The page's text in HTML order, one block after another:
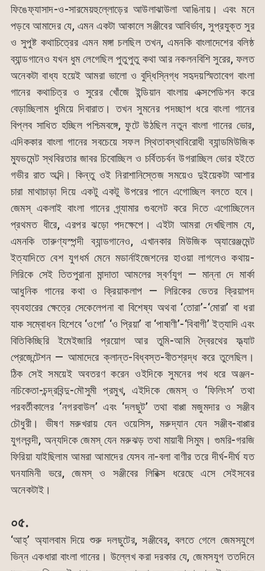
ফিঙেফ্যাসাদ-ও-সারমেয়হুল্লোড়ের আউলাঝাউলা আঙিনায়। এবং মনে
পড়বে আমাদের যে, এমন একটা আকালে সঞ্জীবের আবির্ভাব, সুপ্রযুক্ত সুর
ও সুপুষ্ট কথাচিত্রের এমন মঙ্গা চলছিল তখন, এমনকি বাংলাদেশের বলিষ্ঠ
ব্যান্ডগানেও যখন ধুম লেগেছিল পুতুপুতু কথা আর নকলনবিশি সুরের, ফলত
অনেকটা বাধ্য হয়েই আমরা ভালো ও বুদ্ধিস্নিগ্ধ সহৃদয়স্মিতাবেগ বাংলা
গানের কথাচিত্র ও সুরের খোঁজে ইন্ডিয়ান বাংলায় এক্সপেডিশন করে
বেড়াচ্ছিলাম ধুমিয়ে দিবারাত। তখন সুমনের পদচ্ছাপ ধরে বাংলা গানের
বিপ্লব সাধিত হচ্ছিল পশ্চিমবঙ্গে, ফুটে উঠছিল নতুন বাংলা গানের ভোর,
এদিককার বাংলা গানের সবচেয়ে সফল স্থিতাবস্থাবিরোধী ব্যান্ডমিউজিক
ম্যুভমেন্ট স্থবিরতার জাবর চিবোচ্ছিল ও চর্বিতচর্বন উগরাচ্ছিল ভোর হইতে
গভীর রাত অব্দি। কিন্তু ওই নিরাশানিস্তেজ সময়েও দুইয়েকটা আশার
চারা মাথাচাড়া দিয়ে একটু একটু উপরের পানে এগোচ্ছিল বলতে হবে।
জেমস্ একলাই বাংলা গানের গ্র্যামার গুবলেট করে দিতে এগোচ্ছিলেন
প্রথমত ধীরে, এরপর ঝড়ো পদক্ষেপে। এইটা আমরা দেখছিলাম যে,
এমনকি তারুণ্যস্পন্দী ব্যান্ডগানেও, এখানকার মিউজিক অ্যারেঞ্জমেন্ট
ইত্যাদিতে বেশ যুগধর্ম মেনে মডার্নাইজেশনের হাওয়া লাগলেও কথায়-
লিরিকে সেই তিতপুরানা মান্দাতা আমলের স্বর্ণযুগ — মান্না দে মার্কা
আধুনিক গানের কথা ও ক্রিয়াকলাপ — লিরিকের ভেতর ক্রিয়াপদ
ব্যবহারের ক্ষেত্রে সেকেলেপনা বা বিশেষ্য অথবা ‘তোরা’-‘মোরা’ বা ধরা
যাক সম্বোধন হিশেবে ‘ওগো’ ‘ও প্রিয়া’ বা ‘পাষাণী’-‘বিবাগী’ ইত্যাদি এবং
বিতিকিচ্ছিরি ইমেইজারি প্রয়োগ আর তুমি-আমি দ্বৈরথের ফ্ল্যাট
প্রেজেন্টেশন — আমাদেরে ক্লান্ত-বিধ্বস্ত-বীতশ্রদ্ধ করে তুলেছিল।
ঠিক সেই সময়েই অবতরণ করেন ওইদিকে সুমনের পথ ধরে অঞ্জন-
নচিকেতা-চন্দ্রবিন্দু-মৌসুমী প্রমুখ, এইদিকে জেমস্ ও ‘ফিলিংস’ তথা
পরবর্তীকালের ‘নগরবাউল’ এবং ‘দলছুট’ তথা বাপ্পা মজুমদার ও সঞ্জীব
চৌধুরী। ভীষণ মরুখরায় যেন ওয়েসিস, মরুদ্যান যেন সঞ্জীব-বাপ্পার
যুগলবন্দী, অন্যদিকে জেমস্ যেন মরুঝড় তথা মায়াবী সিমুম। গুমরি-গরজি
ফিরিয়া যাইছিলাম আমরা আমাদের যেসব না-বলা বাণীর তরে দীর্ঘ-দীর্ঘ যত
ঘনযামিনী ভরে, জেমস্ ও সঞ্জীবের লিরিক্স ধরেছে এসে সেইসবের
অনেকটাই।
০৫.
‘আহ্’ অ্যালবাম দিয়ে শুরু দলছুটের, সঞ্জীবের, বলতে গেলে জেমসযুগে
ভিন্ন একধারা বাংলা গানের। উল্লেখ করা দরকার যে, জেমসযুগ ততদিনে